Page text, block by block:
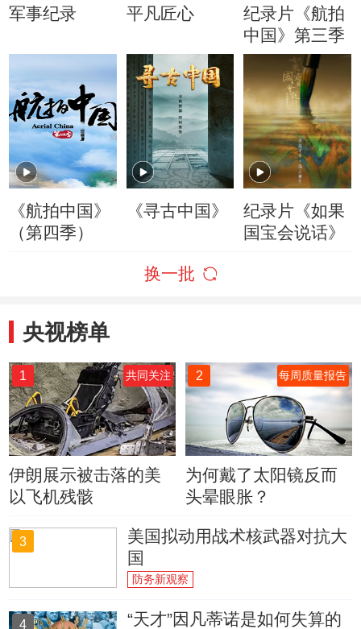
军事纪录 平凡匠心
纪录片《航拍
中国》第三季
《航拍中国》
（第四季）
《寻古中国》
纪录片《如果
国宝会说话》
换一批
央视榜单
1 共同关注
伊朗展示被击落的美
以飞机残骸
2 每周质量报告
为何戴了太阳镜反而
头晕眼胀？
3
美国拟动用战术核武器对抗大
国
防务新观察
4 “天才”因凡蒂诺是如何失算的